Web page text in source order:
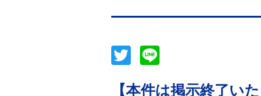
Twitter
【本件は掲示終了い